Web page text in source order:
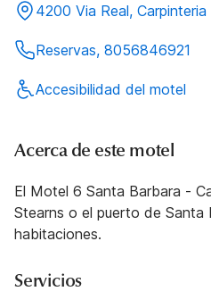
4200 Via Real, Carpinteria
Reservas, 8056846921
Accesibilidad del motel
Acerca de este motel
El Motel 6 Santa Barbara -
Stearns o el puerto de Santa
habitaciones.
Servicios